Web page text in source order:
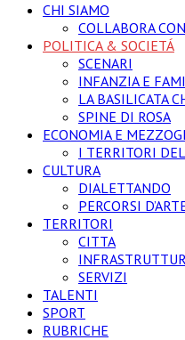
CHI SIAMO
COLLABORA
POLITICA & SOCIETÁ
SCENARI
INFANZIA E
LA BASILICATA
SPINE DI ROSA
ECONOMIA E
I TERRITORI
CULTURA
DIALETTANDO
PERCORSI
TERRITORI
CITTA
SERVIZI
TALENTI
SPORT
RUBRICHE